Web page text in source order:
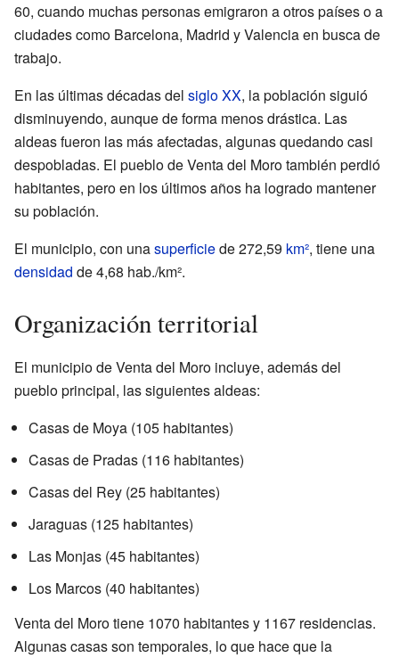
60, cuando muchas personas emigraron a otros países o a
ciudades como Barcelona, Madrid y Valencia en busca de
trabajo.
En las últimas décadas del siglo XX, la población siguió
disminuyendo, aunque de forma menos drástica. Las
aldeas fueron las más afectadas, algunas quedando casi
despobladas. El pueblo de Venta del Moro también perdió
habitantes, pero en los últimos años ha logrado mantener
su población.
El municipio, con unasuperficiede 272,59 km², tiene una
densidad de 4,68 hab./km².
Organización territorial
El municipio de Venta del Moro incluye, además del
pueblo principal, las siguientes aldeas:
Casas de Moya (105 habitantes)
Casas de Pradas (116 habitantes)
Casas del Rey (25 habitantes)
Jaraguas (125 habitantes)
Las Monjas (45 habitantes)
Los Marcos (40 habitantes)
Venta del Moro tiene 1070 habitantes y 1167 residencias.
Algunas casas son temporales, lo que hace que la